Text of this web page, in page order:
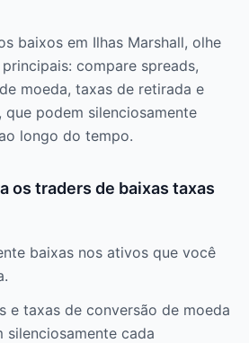
baixos em Ilhas Marshall, olhe
compare spreads,
moeda, taxas de retirada e
podem silenciosamente
longo do tempo.
os traders de baixas taxas
baixas nos ativos que você
e taxas de conversão de moeda
silenciosamente cada